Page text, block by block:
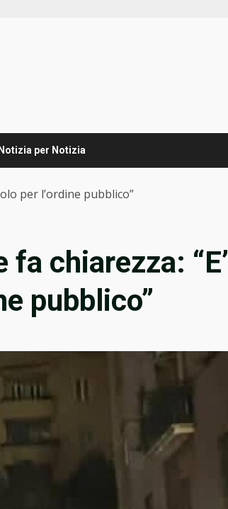
Notizia per Notizia
per l’ordine pubblico”
chiarezza: “E’
pubblico”